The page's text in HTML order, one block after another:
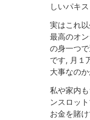
しいパキ
実はこれ
最高のオ
の身一つ
です, 月１
大事なの
私や家内
ンスロッ
お金を賭